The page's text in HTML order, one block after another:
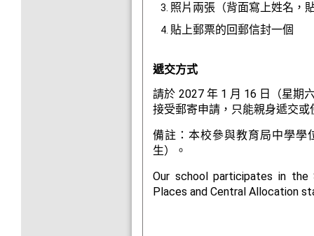
照片兩張（背面寫上姓名，
貼上郵票的回郵信封一個
遞交方式
請於 2027 年 1 月 16 日（星期
接受郵寄申請，只能親身遞交
備註：本校參與教育局中學學
生）。
Our school participates in the
Places and Central Allocation